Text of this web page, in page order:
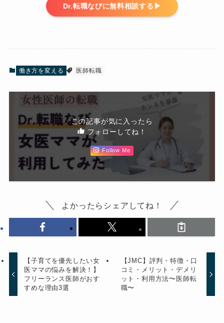
Dr.転職なびに無料相談する▶︎
働き方を変える 医師転職
この記事が気に入ったら
フォローしてね！
Follow Me
よかったらシェアしてね！
【子育てを優先したい女
医ママの悩みを解決！】
フリーランス医師がおす
すめな理由3選
【JMC】評判・特徴・口
コミ・メリット・デメリ
ット・利用方法〜医師転
職〜